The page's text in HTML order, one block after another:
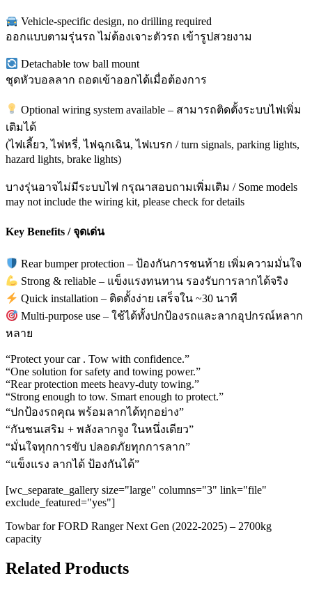
Vehicle-specific design, no drilling required
ออกแบบตามรุ่นรถ ไม่ต้องเจาะตัวรถ เข้ารูปสวยงาม
Detachable tow ball mount
ชุดหัวบอลลาก ถอดเข้าออกได้เมื่อต้องการ
Optional wiring system available – สามารถติดตั้งระบบไฟเพิ่ม
เติมได้
(ไฟเลี้ยว, ไฟหรี่, ไฟฉุกเฉิน, ไฟเบรก / turn signals, parking lights,
hazard lights, brake lights)
บางรุ่นอาจไม่มีระบบไฟ กรุณาสอบถามเพิ่มเติม / Some models
may not include the wiring kit, please check for details
Key Benefits / จุดเด่น
Rear bumper protection – ป้องกันการชนท้าย เพิ่มความมั่นใจ
Strong & reliable – แข็งแรงทนทาน รองรับการลากได้จริง
Quick installation – ติดตั้งง่าย เสร็จใน ~30 นาที
Multi-purpose use – ใช้ได้ทั้งปกป้องรถและลากอุปกรณ์หลาก
หลาย
“Protect your car . Tow with confidence.”
“One solution for safety and towing power.”
“Rear protection meets heavy-duty towing.”
“Strong enough to tow. Smart enough to protect.”
“ปกป้องรถคุณ พร้อมลากได้ทุกอย่าง”
“กันชนเสริม + พลังลากจูง ในหนึ่งเดียว”
“มั่นใจทุกการขับ ปลอดภัยทุกการลาก”
“แข็งแรง ลากได้ ป้องกันได้”
[wc_separate_gallery size="large" columns="3" link="file"
exclude_featured="yes"]
Towbar for FORD Ranger Next Gen (2022-2025) – 2700kg
capacity
Related Products